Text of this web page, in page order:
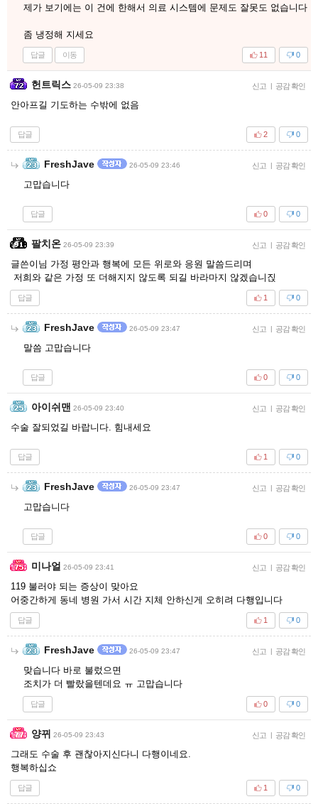
제가 보기에는 이 건에 한해서 의료 시스템에 문제도 잘못도 없습니다
좀 냉정해 지세요
답글 이동 0
11
헌트릭스 26-05-09 23:38 신고 | 공감 확인
안아프길 기도하는 수밖에 없음
답글 0
2
FreshJave 26-05-09 23:46 신고 | 공감 확인
고맙습니다
답글 0
0
팔치온 26-05-09 23:39 신고 | 공감 확인
글쓴이님 가정 평안과 행복에 모든 위로와 응원 말씀드리며
저희와 같은 가정 또 더해지지 않도록 되길 바라마지 않겠습니짅
답글 0
1
FreshJave 26-05-09 23:47 신고 | 공감 확인
말씀 고맙습니다
답글 0
0
아이쉬맨 26-05-09 23:40 신고 | 공감 확인
수술 잘되었길 바랍니다. 힘내세요
답글 0
1
FreshJave 26-05-09 23:47 신고 | 공감 확인
고맙습니다
답글 0
0
미나얼 26-05-09 23:41 신고 | 공감 확인
119 불러야 되는 증상이 맞아요
어중간하게 동네 병원 가서 시간 지체 안하신게 오히려 다행입니다
답글 0
1
FreshJave 26-05-09 23:47 신고 | 공감 확인
맞습니다 바로 불렀으면
조치가 더 빨랐을텐데요 ㅠ 고맙습니다
답글 0
0
양뀌 26-05-09 23:43 신고 | 공감 확인
그래도 수술 후 괜찮아지신다니 다행이네요.
행복하십쇼
답글 0
1